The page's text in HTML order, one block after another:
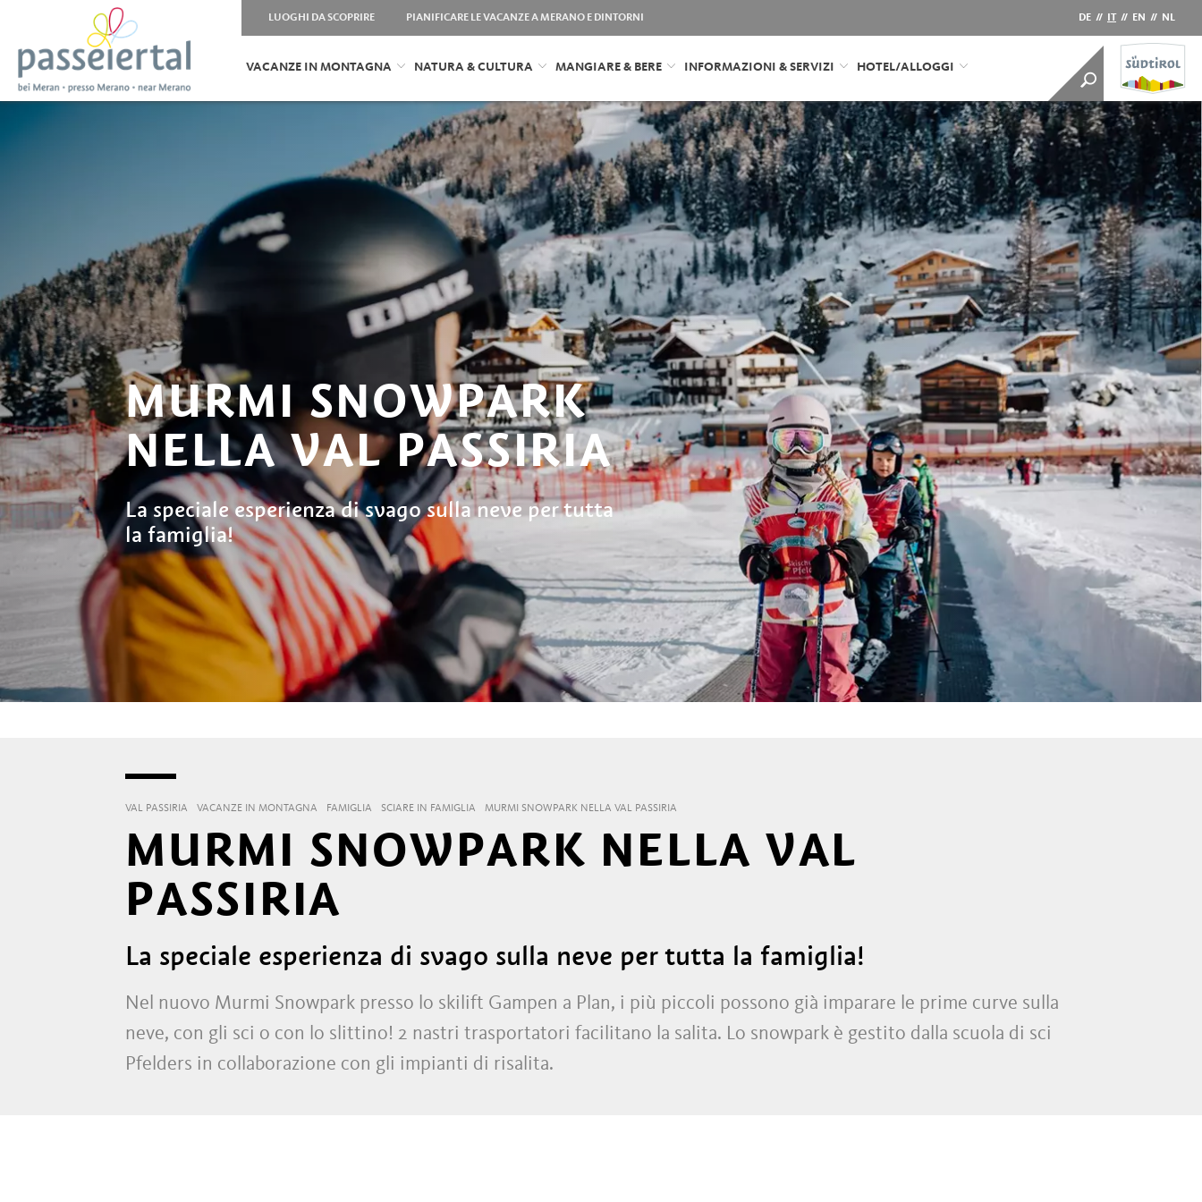
LUOGHI DA SCOPRIRE PIANIFICARE LE VACANZE A MERANO E DINTORNI DE // IT // EN // NL
VACANZE IN MONTAGNA NATURA & CULTURA MANGIARE & BERE INFORMAZIONI & SERVIZI HOTEL/ALLOGGI
MURMI SNOWPARK
NELLA VAL PASSIRIA
La speciale esperienza di svago sulla neve per tutta
la famiglia!
VAL PASSIRIA VACANZE IN MONTAGNA FAMIGLIA SCIARE IN FAMIGLIA MURMI SNOWPARK NELLA VAL PASSIRIA
MURMI SNOWPARK NELLA VAL
PASSIRIA
La speciale esperienza di svago sulla neve per tutta la famiglia!
Nel nuovo Murmi Snowpark presso lo skilift Gampen a Plan, i più piccoli possono già imparare le prime curve sulla
neve, con gli sci o con lo slittino! 2 nastri trasportatori facilitano la salita. Lo snowpark è gestito dalla scuola di sci
Pfelders in collaborazione con gli impianti di risalita.